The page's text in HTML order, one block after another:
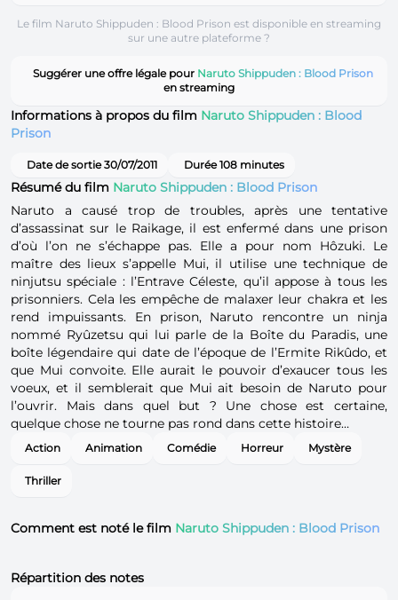
Le film Naruto Shippuden : Blood Prison est disponible en streaming
sur une autre plateforme ?
Suggérer une offre légale pour Naruto Shippuden : Blood Prison
en streaming
Informations à propos du film Naruto Shippuden : Blood
Prison
Date de sortie 30/07/2011 Durée 108 minutes
Résumé du film Naruto Shippuden : Blood Prison
Naruto a causé trop de troubles, après une tentative
d’assassinat sur le Raikage, il est enfermé dans une prison
d’où l’on ne s’échappe pas. Elle a pour nom Hôzuki. Le
maître des lieux s’appelle Mui, il utilise une technique de
ninjutsu spéciale : l’Entrave Céleste, qu’il appose à tous les
prisonniers. Cela les empêche de malaxer leur chakra et les
rend impuissants. En prison, Naruto rencontre un ninja
nommé Ryûzetsu qui lui parle de la Boîte du Paradis, une
boîte légendaire qui date de l’époque de l’Ermite Rikûdo, et
que Mui convoite. Elle aurait le pouvoir d’exaucer tous les
voeux, et il semblerait que Mui ait besoin de Naruto pour
l’ouvrir. Mais dans quel but ? Une chose est certaine,
quelque chose ne tourne pas rond dans cette histoire…
Action Animation Comédie Horreur Mystère
Thriller
Comment est noté le film Naruto Shippuden : Blood Prison
Répartition des notes